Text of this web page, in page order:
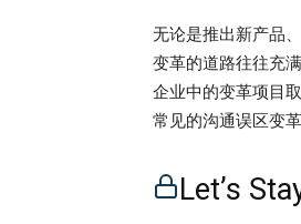
无论是推出新产品
变革的道路往往充
企业中的变革项目
常见的沟通误区变
效沟通克服变革阻
化器。与成熟企业
Let’s